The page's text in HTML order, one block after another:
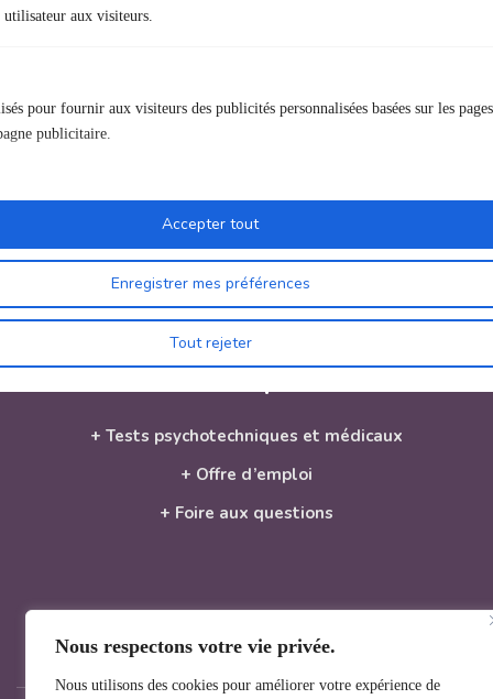
Nous respectons votre vie privée.
Nous utilisons des cookies pour améliorer votre expérience de
aux visiteurs.
pour fournir aux visiteurs des publicités personnalisées basées sur les
publicitaire.
Tout rejeter
Enregistrer mes préférences
Accepter tout
contact@formation-ffu.net
Liens rapides
+ Tests psychotechniques et médicaux
+ Offre d’emploi
+ Foire aux questions